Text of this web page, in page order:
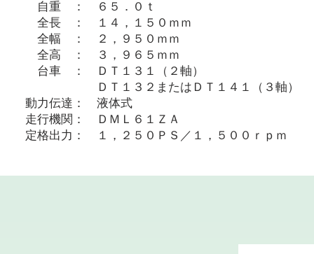
自重 ： ６５．０ｔ
全長 ： １４，１５０ｍｍ
全幅 ： ２，９５０ｍｍ
全高 ： ３，９６５ｍｍ
台車 ： ＤＴ１３１（２軸）
ＤＴ１３２またはＤＴ１４１（３軸）
動力伝達： 液体式
走行機関： ＤＭＬ６１ＺＡ
定格出力： １，２５０ＰＳ／１，５００ｒｐｍ